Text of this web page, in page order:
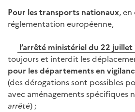
Pour les transports nationaux,
réglementation européenne,
l’arrêté ministériel du 22 juillet
toujours et interdit les
pour les départements en
(des dérogations sont possibles
avec aménagements spécifiques
arrêté) ;